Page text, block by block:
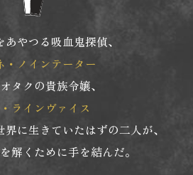
やつる吸血鬼探偵、
・ノインテーター
タクの貴族令嬢、
ラインヴァイス
に生きていたはずの二人が、
解くために手を結んだ。